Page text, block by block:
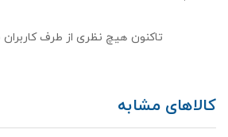
تاکنون هیچ نظری از طرف
کالاهای مشابه